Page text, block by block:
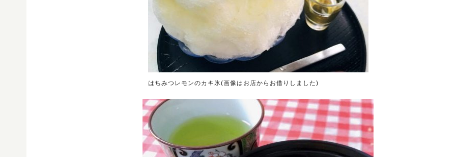
はちみつレモンのカキ氷(画像はお店からお借りしました)